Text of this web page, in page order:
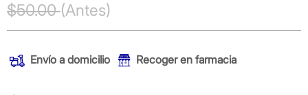
Precio reducido de
$50.00(Antes)
Envío a domicilio Recoger en farmacia